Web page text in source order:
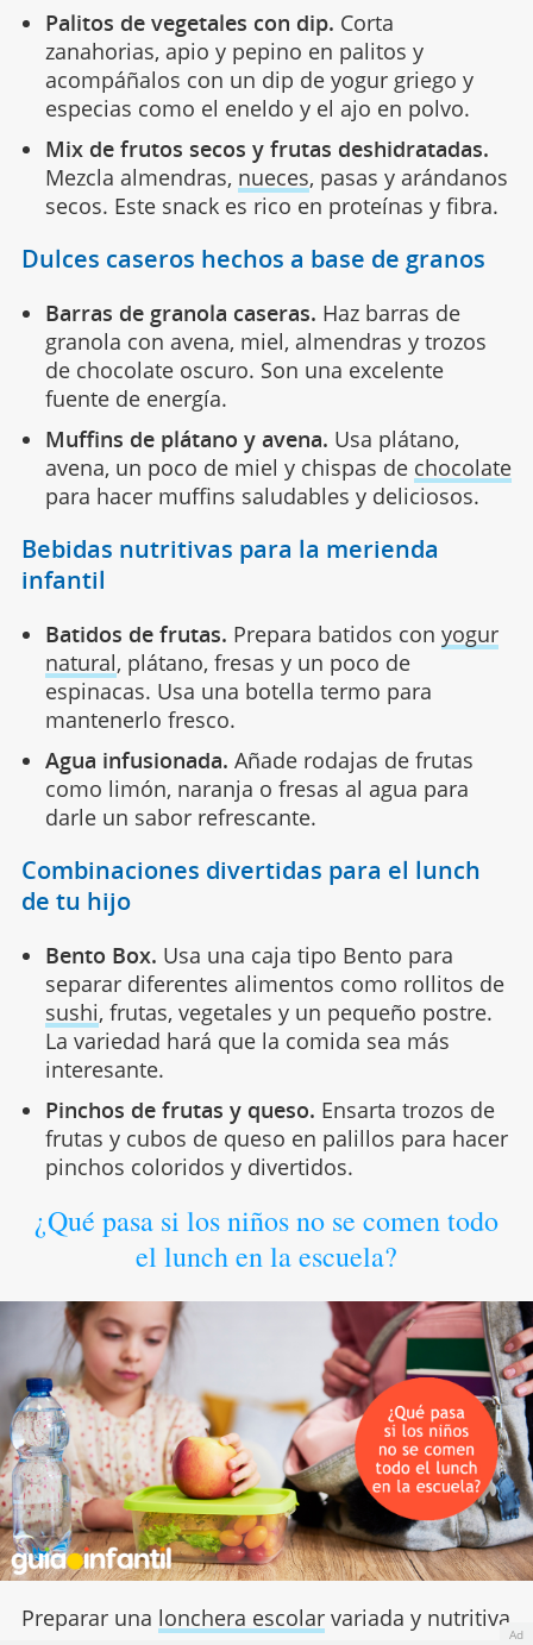
Palitos de vegetales con dip. Corta
zanahorias, apio y pepino en palitos y
acompáñalos con un dip de yogur griego y
especias como el eneldo y el ajo en polvo.
Mix de frutos secos y frutas deshidratadas.
Mezcla almendras, nueces, pasas y arándanos
secos. Este snack es rico en proteínas y fibra.
Dulces caseros hechos a base de granos
Barras de granola caseras. Haz barras de
granola con avena, miel, almendras y trozos
de chocolate oscuro. Son una excelente
fuente de energía.
Muffins de plátano y avena. Usa plátano,
avena, un poco de miel y chispas de chocolate
para hacer muffins saludables y deliciosos.
Bebidas nutritivas para la merienda
infantil
Batidos de frutas. Prepara batidos con yogur
natural, plátano, fresas y un poco de
espinacas. Usa una botella termo para
mantenerlo fresco.
Agua infusionada. Añade rodajas de frutas
como limón, naranja o fresas al agua para
darle un sabor refrescante.
Combinaciones divertidas para el lunch
de tu hijo
Bento Box. Usa una caja tipo Bento para
separar diferentes alimentos como rollitos de
sushi, frutas, vegetales y un pequeño postre.
La variedad hará que la comida sea más
interesante.
Pinchos de frutas y queso. Ensarta trozos de
frutas y cubos de queso en palillos para hacer
pinchos coloridos y divertidos.
¿Qué pasa si los niños no se comen todo
el lunch en la escuela?
Preparar una lonchera escolarvariada y nutritiva
Ad